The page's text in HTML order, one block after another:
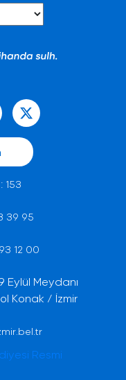
153
39 95
12 00
Eylül Meydanı
Konak / İzmir